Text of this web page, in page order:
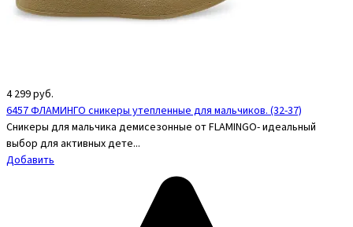
4 299руб.
6457 ФЛАМИНГО сникеры утепленные для мальчиков. (32-37)
Сникеры для мальчика демисезонные от FLAMINGO- идеальный
выбор для активных дете...
Добавить